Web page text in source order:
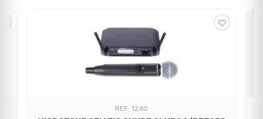
REF. 1260